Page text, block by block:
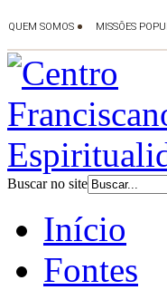
Buscar no site
Início
Fontes